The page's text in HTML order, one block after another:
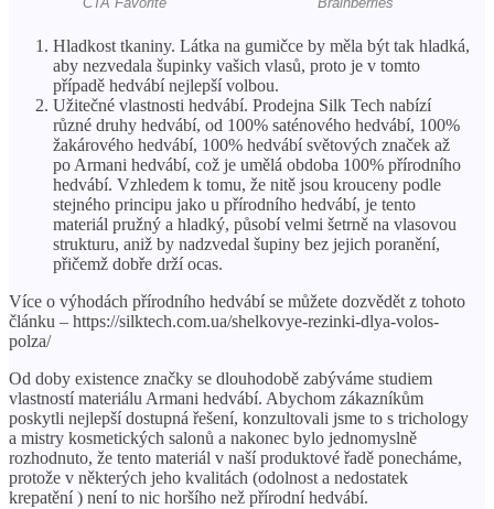
Hladkost tkaniny. Látka na gumičce by měla být tak hladká,
aby nezvedala šupinky vašich vlasů, proto je v tomto
případě hedvábí nejlepší volbou.
Užitečné vlastnosti hedvábí. Prodejna Silk Tech nabízí
různé druhy hedvábí, od 100% saténového hedvábí, 100%
žakárového hedvábí, 100% hedvábí světových značek až
po Armani hedvábí, což je umělá obdoba 100% přírodního
hedvábí. Vzhledem k tomu, že nitě jsou krouceny podle
stejného principu jako u přírodního hedvábí, je tento
materiál pružný a hladký, působí velmi šetrně na vlasovou
strukturu, aniž by nadzvedal šupiny bez jejich poranění,
přičemž dobře drží ocas.
Více o výhodách přírodního hedvábí se můžete dozvědět z tohoto
článku – https://silktech.com.ua/shelkovye-rezinki-dlya-volos-
polza/
Od doby existence značky se dlouhodobě zabýváme studiem
vlastností materiálu Armani hedvábí. Abychom zákazníkům
poskytli nejlepší dostupná řešení, konzultovali jsme to s trichology
a mistry kosmetických salonů a nakonec bylo jednomyslně
rozhodnuto, že tento materiál v naší produktové řadě ponecháme,
protože v některých jeho kvalitách (odolnost a nedostatek
krepatění ) není to nic horšího než přírodní hedvábí.